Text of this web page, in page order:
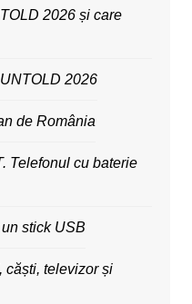
2026 și care
2026
de România
Telefonul cu baterie
stick USB
căști, televizor și